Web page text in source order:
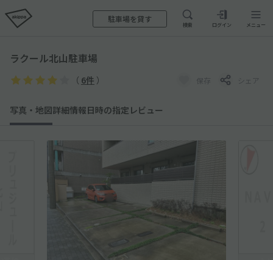
駐車場を貸す
検索 ログイン メニュー
ラクール北山駐車場
（ 6件 ） 保存 シェア
写真・地図詳細情報日時の指定 レビュー